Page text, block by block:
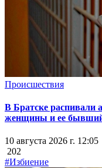
Происшествия
В Братске распивали
женщины и ее бывший
10 августа 2026 г. 12:05
202
#Избиение